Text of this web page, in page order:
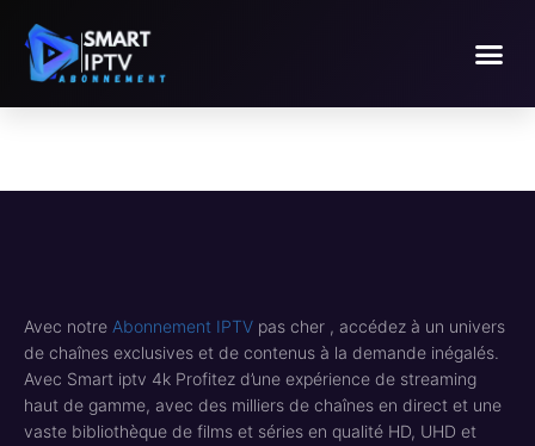
Avec notre Abonnement IPTV pas cher , accédez à un univers
de chaînes exclusives et de contenus à la demande inégalés.
Avec Smart iptv 4k Profitez d’une expérience de streaming
haut de gamme, avec des milliers de chaînes en direct et une
vaste bibliothèque de films et séries en qualité HD, UHD et